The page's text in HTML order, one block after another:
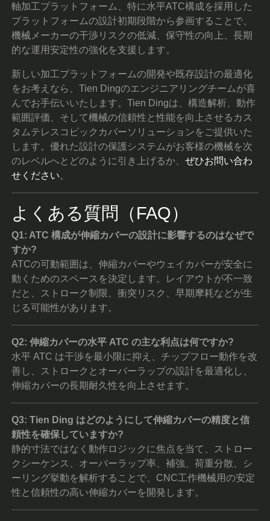
軸加工プラットフォーム、特に水平ATC構成を採用した
プラットフォームの設計初期段階から参画することで、
機械メーカーの干渉リスクの低減、保守性の向上、長期
的な運用安定性の強化を支援します。
新しい加工プラットフォームの開発や既存設計の最適化
をお考えなら、Tien Dingのエンジニアリングチームが喜
んでお手伝いいたします。Tien Dingは、構造解析、動作
範囲評価、そして機械の信頼性と性能を向上させるカス
タムテレスコピックカバーソリューションをご提供いた
します。優れた設計の保護システムがお客様の機械を次
のレベルへとどのように引き上げるか、ぜひお問い合わ
せください。
よくある質問（FAQ）
Q1: ATC 構成が伸縮カバーの設計に影響するのはなぜで
すか?
ATCの可動範囲は、伸縮カバーやウェイカバーが安全に
動くためのスペースを決定します。レイアウトが不一致
だと、ストローク制限、衝突リスク、早期摩耗などが生
じる可能性があります。
Q2: 伸縮カバーの水平 ATC の主な利点は何ですか?
水平 ATC は干渉を最小限に抑え、チップフロー動作を改
善し、ストロークとオーバーラップの設計を最適化し、
伸縮カバーの長期耐久性を向上させます。
Q3: Tien Ding はどのようにして伸縮カバーの精度と信
頼性を確保していますか?
静的寸法ではなく動作ロジックに焦点を当て、ストロー
クシーケンス、オーバーラップ率、補強、荷重分散、シ
ーリング挙動を解析することで、CNC工作機械用の安定
性と信頼性の高い伸縮カバーを開発します。